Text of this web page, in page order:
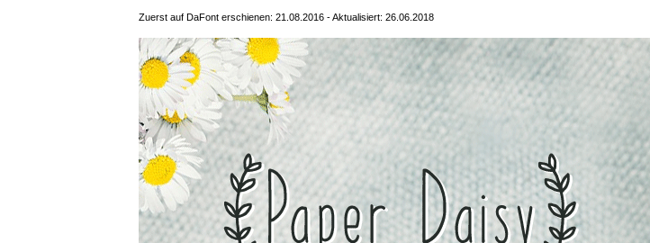
Zuerst auf DaFont erschienen: 21.08.2016 - Aktualisiert: 26.06.2018